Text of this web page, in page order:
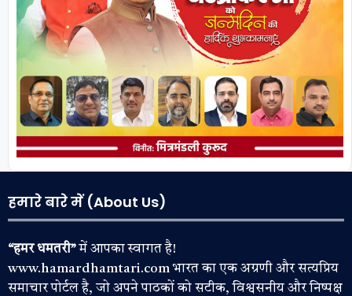
हमारे बारे में (About Us)
“हमर धमतरी”में आपका स्वागत है!
www.hamardhamtari.com भारत का एक अग्रणी और सत्यप्रिय
समाचार पोर्टल है, जो अपने पाठकों को सटीक, विश्वसनीय और निष्पक्ष